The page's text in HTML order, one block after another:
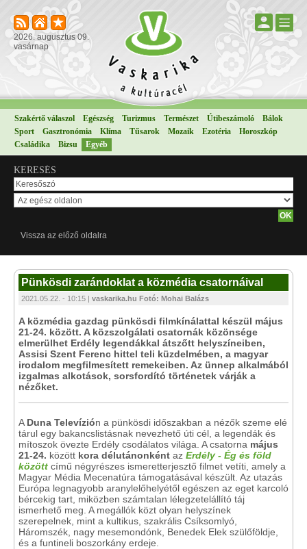
2026. augusztus 09.
vasárnap
Szakértő válaszol Egészség Turizmus Természet Útibeszámoló
Bálok
Sport
Gasztronómia Klíma Tűsarok Mozaik Ezotéria
Horoszkóp
Családika
Bizsu Egyéb
KERESÉS
Vissza az előző oldalra
Pünkösdi zarándoklat a közmédia csatornáival
2021.05.22. - 10:15 | vaskarika.hu Fotó: Mohai Balázs
A közmédia gazdag pünkösdi filmkínálattal készül május
21-24. között. A közszolgálati csatornák közönsége
elmerülhet Erdély legendákkal átszőtt helyszíneiben,
Assisi Szent Ferenc hittel teli küzdelmében, a magyar
irodalom megfilmesített remekeiben. Az ünnep alkalmából
izgalmas alkotások, sorsfordító történetek várják a
nézőket.
A Duna Televízión a pünkösdi időszakban a nézők szeme elé
tárul egy bakancslistásnak nevezhető úti cél, a legendák és
mítoszok övezte Erdély csodálatos világa. A csatorna május
21-24. között kora délutánonként az Erdély - Ég és föld
között című négyrészes ismeretterjesztő filmet vetíti, amely a
Magyar Média Mecenatúra támogatásával készült. Az utazás
Európa legnagyobb aranylelőhelyétől egészen az eget karcoló
bércekig tart, miközben számtalan lélegzetelállító táj
ismerhető meg. A megállók közt olyan helyszínek
szerepelnek, mint a kultikus, szakrális Csíksomlyó,
Háromszék, nagy mesemondónk, Benedek Elek szülőföldje,
és a funtineli boszorkány erdeje.